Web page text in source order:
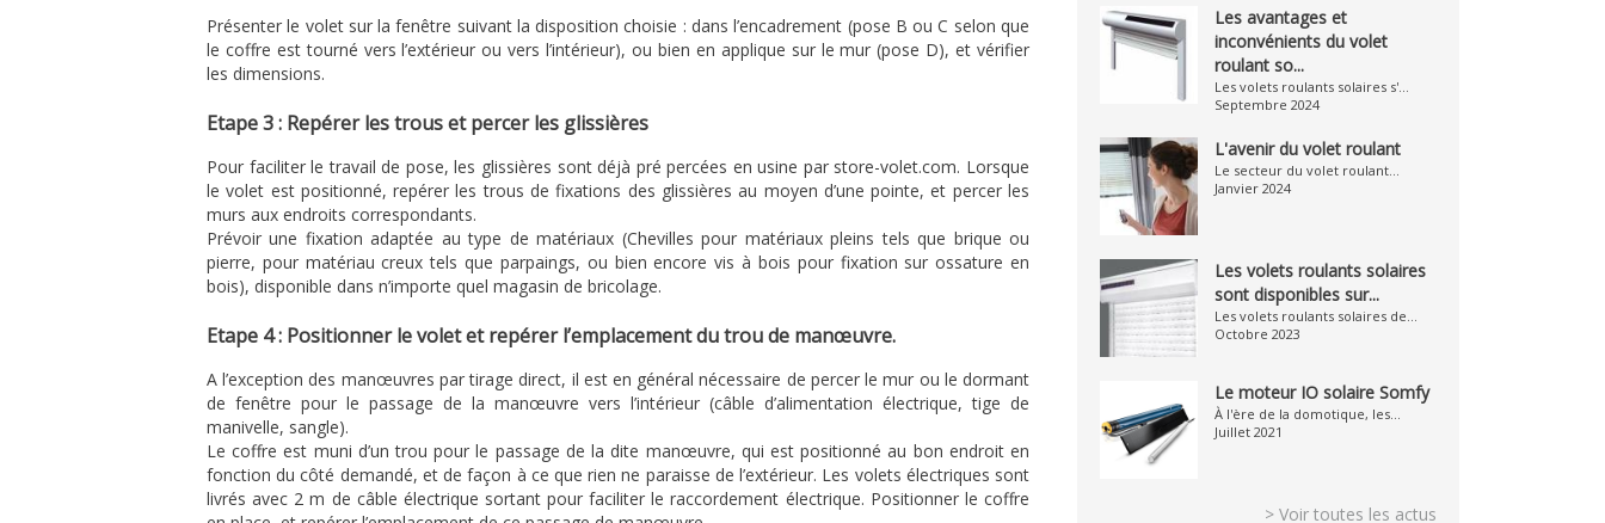
Présenter le volet sur la fenêtre suivant la disposition choisie : dans l’encadrement (pose B ou C selon que
le coffre est tourné vers l’extérieur ou vers l’intérieur), ou bien en applique sur le mur (pose D), et vérifier
les dimensions.
Etape 3 : Repérer les trous et percer les glissières
Pour faciliter le travail de pose, les glissières sont déjà pré percées en usine par store-volet.com. Lorsque
le volet est positionné, repérer les trous de fixations des glissières au moyen d’une pointe, et percer les
murs aux endroits correspondants.
Prévoir une fixation adaptée au type de matériaux (Chevilles pour matériaux pleins tels que brique ou
pierre, pour matériau creux tels que parpaings, ou bien encore vis à bois pour fixation sur ossature en
bois), disponible dans n’importe quel magasin de bricolage.
Etape 4 : Positionner le volet et repérer l’emplacement du trou de manœuvre.
A l’exception des manœuvres par tirage direct, il est en général nécessaire de percer le mur ou le dormant
de fenêtre pour le passage de la manœuvre vers l’intérieur (câble d’alimentation électrique, tige de
manivelle, sangle).
Le coffre est muni d’un trou pour le passage de la dite manœuvre, qui est positionné au bon endroit en
fonction du côté demandé, et de façon à ce que rien ne paraisse de l’extérieur. Les volets électriques sont
livrés avec 2 m de câble électrique sortant pour faciliter le raccordement électrique. Positionner le coffre
Les avantages et
inconvénients du volet
roulant so...
Les volets roulants solaires s'...
Septembre 2024
L'avenir du volet roulant
Le secteur du volet roulant...
Janvier 2024
Les volets roulants solaires
sont disponibles sur...
Les volets roulants solaires de...
Octobre 2023
Le moteur IO solaire Somfy
À l'ère de la domotique, les...
Juillet 2021
> Voir toutes les actus